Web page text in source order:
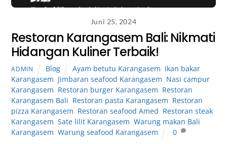
Juni 25, 2024
Restoran Karangasem Bali: Nikmati
Hidangan Kuliner Terbaik!
ADMIN Blog Ayam betutu Karangasem Ikan bakar
Karangasem Jimbaran seafood Karangasem Nasi campur
Karangasem Restoran burger Karangasem Restoran
Karangasem Bali Restoran pasta Karangasem Restoran
pizza Karangasem Restoran seafood Amed Restoran steak
Karangasem ,Sate lilit Karangasem ,Warung makan Bali
Karangasem ,Warung seafood Karangasem 0